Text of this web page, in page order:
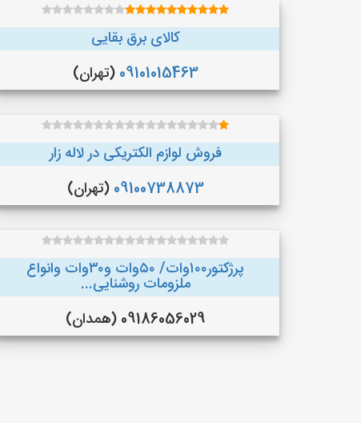
کالای برق بقایی
09101015463 (تهران)
فروش لوازم الکتریکی در لاله زار
09100738873 (تهران)
پرژکتور۱۰۰وات/ ۵۰وات و۳۰وات وانواع
ملزومات روشنایی...
09186056029 (همدان)